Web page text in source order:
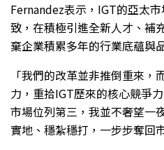
Fernandez表示，IGT的亞太
致，在積極引進全新人才、補
棄企業積累多年的行業底蘊與
「我們的改革並非推倒重來
力，重拾IGT歷來的核心競爭
市場位列第三，我並不奢望一
實地、穩紮穩打，一步步奪回